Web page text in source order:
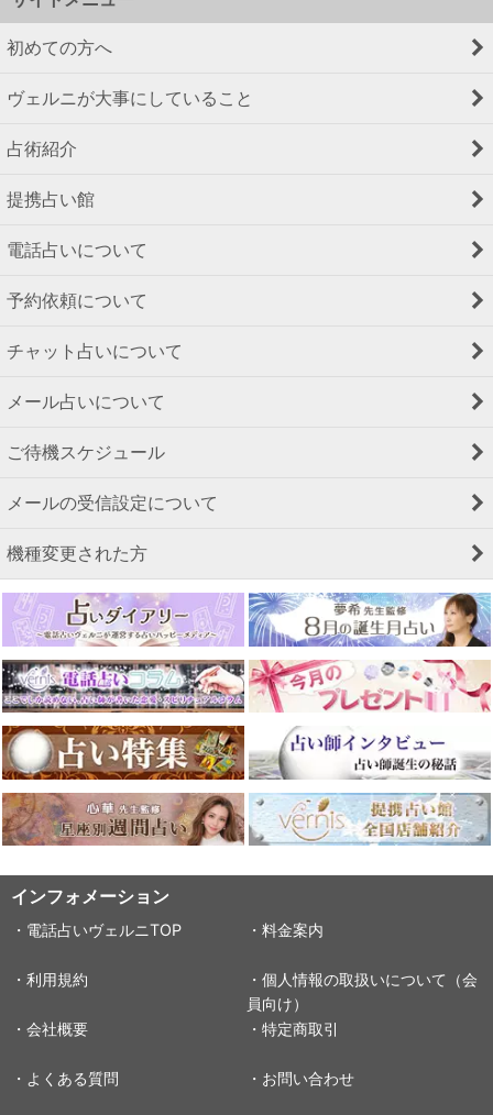
初めての方へ
ヴェルニが大事にしていること
占術紹介
提携占い館
電話占いについて
予約依頼について
チャット占いについて
メール占いについて
ご待機スケジュール
メールの受信設定について
機種変更された方
インフォメーション
・電話占いヴェルニTOP ・料金案内
・利用規約
・個人情報の取扱いについて（会
員向け）
・会社概要
・特定商取引
・よくある質問 ・お問い合わせ